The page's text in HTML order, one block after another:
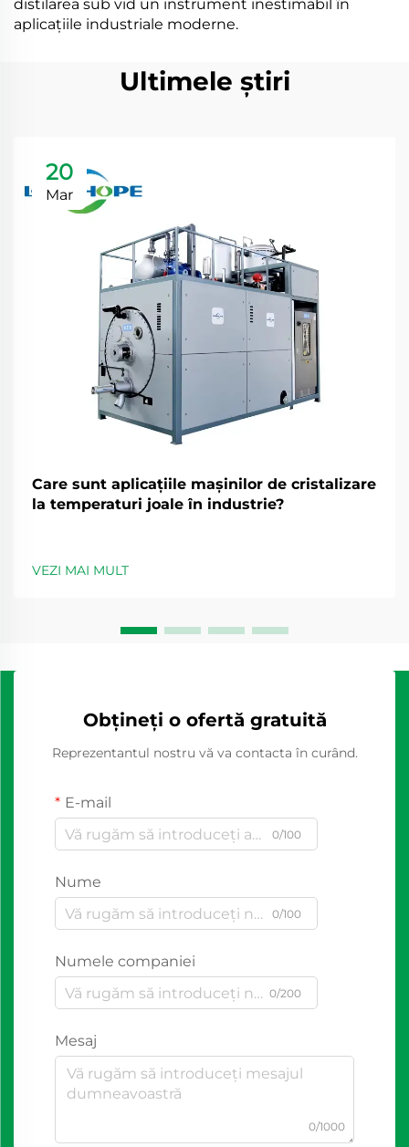
distilarea sub vid un instrument inestimabil în
aplicațiile industriale moderne.
Ultimele știri
20
Mar
Care sunt aplicațiile mașinilor de cristalizare
la temperaturi joale în industrie?
VEZI MAI MULT
Obțineți o ofertă gratuită
Reprezentantul nostru vă va contacta în curând.
E-mail
0/100
Nume
0/100
Numele companiei
0/200
Mesaj
0/1000